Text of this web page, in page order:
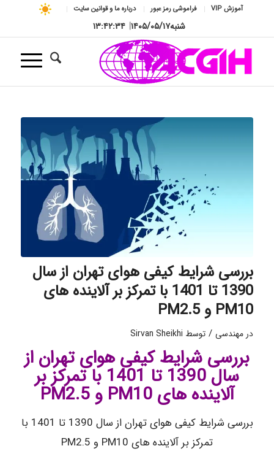
آموزش VIP فراموشی رمز عبور درباره ما و قوانین سایت
شنبه۱۴۰۵/۰۵/۱۷| ۱۳:۴۲:۳۵
بررسی شرایط کیفی هوای تهران از سال
1390 تا 1401 با تمرکز بر آلاینده های
PM10 و PM2.5
درمهندسی / توسط Sirvan Sheikhi
بررسی شرایط کیفی هوای تهران از
سال 1390 تا 1401 با تمرکز بر
آلاینده های PM10 و PM2.5
بررسی شرایط کیفی هوای تهران از سال 1390 تا 1401 با
تمرکز بر آلاینده های PM10 و PM2.5